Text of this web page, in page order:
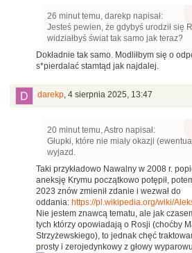
26 minut temu, darekp napisał:
Jesteś pewien, że gdybyś urodził się
widziałbyś świat tak samo jak teraz?
Dokładnie tak samo. Modliłbym się o
s*pierdalać stamtąd jak najdalej.
darekp, 4 sierpnia 2025, 13:47
20 minut temu, Astro napisał:
Głupki, które nie miały okazji
wyjazd.
Taki przykładowo Nawalny w 2008 r.
aneksję Krymu początkowo potępił,
2023 znów zmienił zdanie i wezwał do
oddania: https://pl.wikipedia.org/wiki/
Nie jestem znawcą tematu, ale jak
tych którzy opowiadają o Rosji (choćby
Strzyżewskiego), to jednak chęć
prosty i zerojedynkowy z głowy